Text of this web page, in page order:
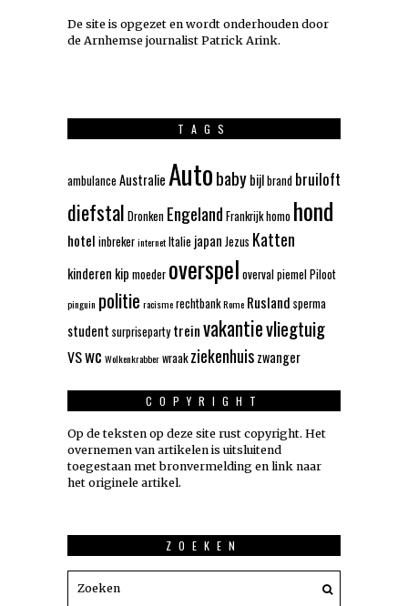
De site is opgezet en wordt onderhouden door
de Arnhemse journalist Patrick Arink.
TAGS
ambulance Australie Autobabybijlbrand bruiloft
diefstal Dronken Engeland Frankrijkhomo hond
hotel inbrekerinternetItalie japan Jezus Katten
kinderen kip moeder overspel overvalpiemelPiloot
pinguin politie racismerechtbankRome Rusland sperma
student surpriseparty treinvakantievliegtuig
VSwc Wolkenkrabberwraak ziekenhuiszwanger
COPYRIGHT
Op de teksten op deze site rust copyright. Het
overnemen van artikelen is uitsluitend
toegestaan met bronvermelding en link naar
het originele artikel.
ZOEKEN